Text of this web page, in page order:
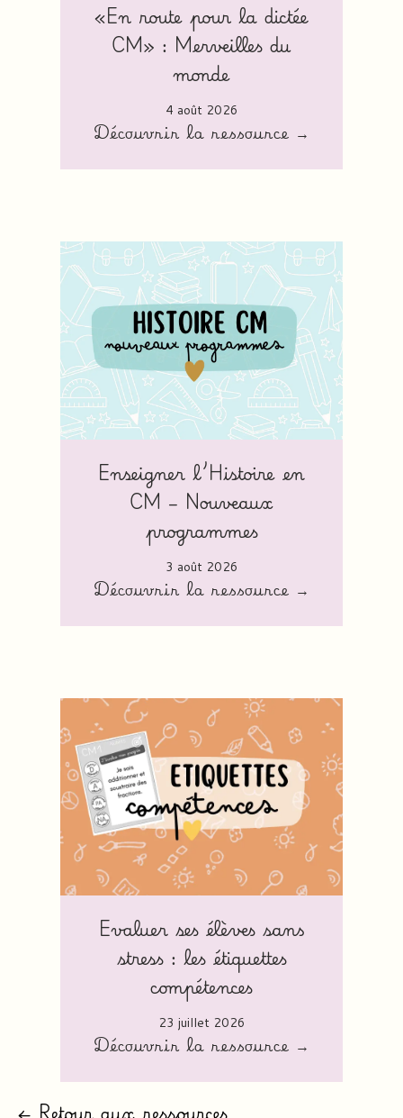
«En route pour la dictée
CM» : Merveilles du
monde
4 août 2026
Découvrir la ressource →
Enseigner l’Histoire en
CM – Nouveaux
programmes
3 août 2026
Découvrir la ressource →
Evaluer ses élèves sans
stress : les étiquettes
compétences
23 juillet 2026
Découvrir la ressource →